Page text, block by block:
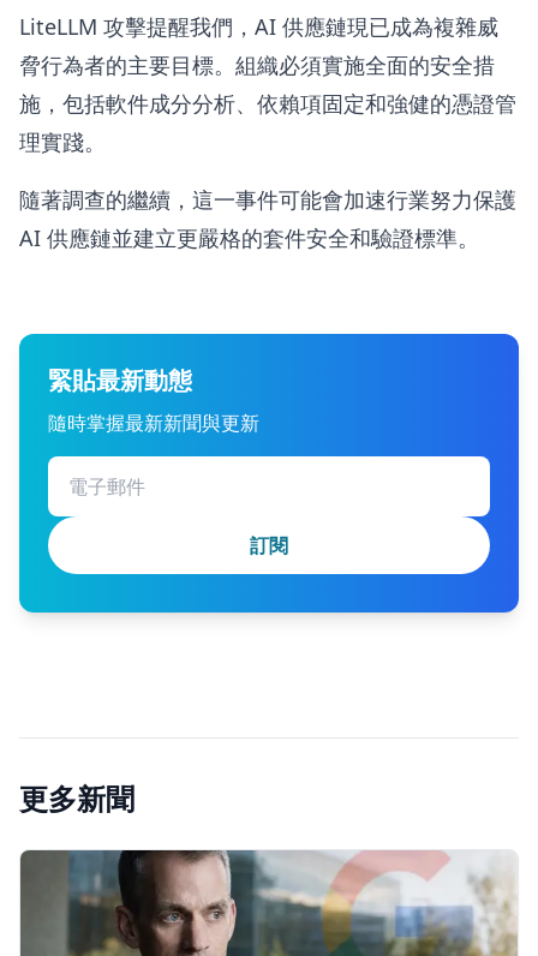
LiteLLM 攻擊提醒我們，AI 供應鏈現已成為複雜威
脅行為者的主要目標。組織必須實施全面的安全措
施，包括軟件成分分析、依賴項固定和強健的憑證管
理實踐。
隨著調查的繼續，這一事件可能會加速行業努力保護
AI 供應鏈並建立更嚴格的套件安全和驗證標準。
緊貼最新動態
隨時掌握最新新聞與更新
訂閱
更多新聞